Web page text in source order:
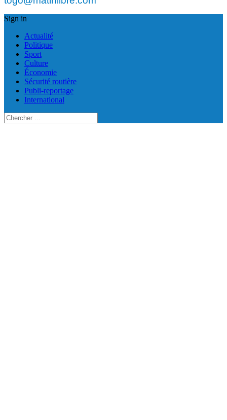
Sign in
Actualité
Politique
Sport
Culture
Économie
Sécurité routière
Publi-reportage
International